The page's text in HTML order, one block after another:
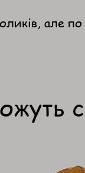
але по